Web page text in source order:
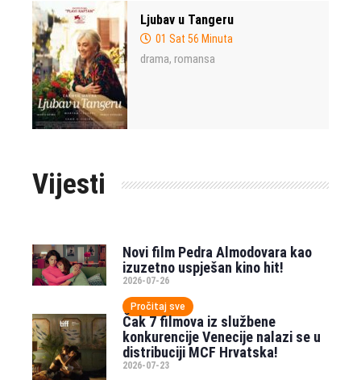
Ljubav u Tangeru
01 Sat 56 Minuta
drama, romansa
Vijesti
Novi film Pedra Almodovara kao
izuzetno uspješan kino hit!
2026-07-26
Pročitaj sve
Čak 7 filmova iz službene
konkurencije Venecije nalazi se u
distribuciji MCF Hrvatska!
2026-07-23